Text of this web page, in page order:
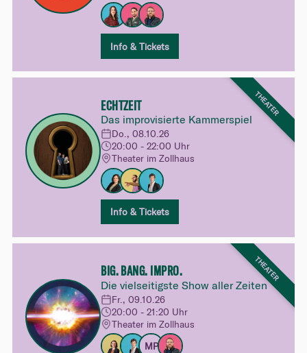
Info & Tickets
THEATER
ECHTZEIT
Das improvisierte Kammerspiel
Do., 08.10.26
20:00 - 22:00 Uhr
Theater im Zollhaus
Info & Tickets
THEATER
BIG. BANG. IMPRO.
Die vielseitigste Show aller Zeiten
Fr., 09.10.26
20:00 - 21:20 Uhr
Theater im Zollhaus
MP